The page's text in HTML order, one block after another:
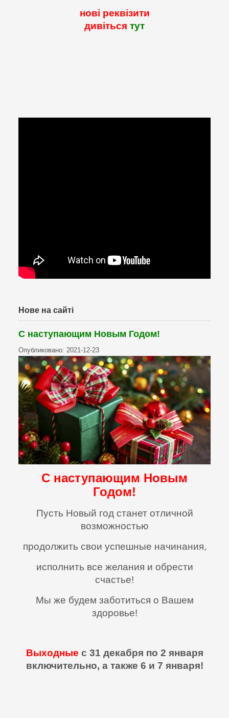
нові реквізити
дивіться тут
Нове на сайті
С наступающим Новым Годом!
Опубликовано: 2021-12-23
С наступающим Новым
Годом!
Пусть Новый год станет отличной
возможностью
продолжить свои успешные начинания,
исполнить все желания и обрести
счастье!
Мы же будем заботиться о Вашем
здоровье!
Выходные с 31 декабря по 2 января
включительно, а также 6 и 7 января!